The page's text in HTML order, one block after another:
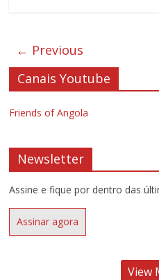
← Previous
Canais Youtube
Friends of Angola
Newsletter
Assine e fique por dentro das
Assinar agora
View